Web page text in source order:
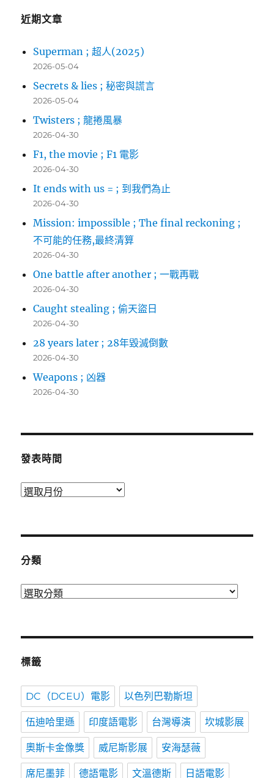
近期文章
Superman ; 超人(2025)
2026-05-04
Secrets & lies ; 秘密與謊言
2026-05-04
Twisters ; 龍捲風暴
2026-04-30
F1, the movie ; F1 電影
2026-04-30
It ends with us = ; 到我們為止
2026-04-30
Mission: impossible ; The final reckoning ;
不可能的任務,最終清算
2026-04-30
One battle after another ; 一戰再戰
2026-04-30
Caught stealing ; 偷天盜日
2026-04-30
28 years later ; 28年毀滅倒數
2026-04-30
Weapons ; 凶器
2026-04-30
發表時間
發
分類
分
標籤
DC（DCEU）電影 以色列巴勒斯坦
伍迪哈里遜 印度語電影 台灣導演 坎城影展
奧斯卡金像獎 威尼斯影展 安海瑟薇
席尼墨菲 德語電影 文溫德斯 日語電影